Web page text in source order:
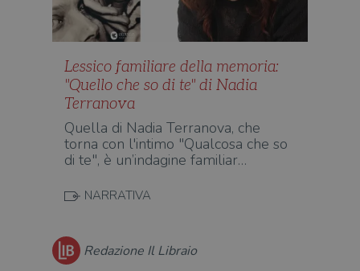
Lessico familiare della memoria:
"Quello che so di te" di Nadia
Terranova
Quella di Nadia Terranova, che
torna con l'intimo "Qualcosa che so
di te", è un’indagine familiar…
NARRATIVA
Redazione Il Libraio